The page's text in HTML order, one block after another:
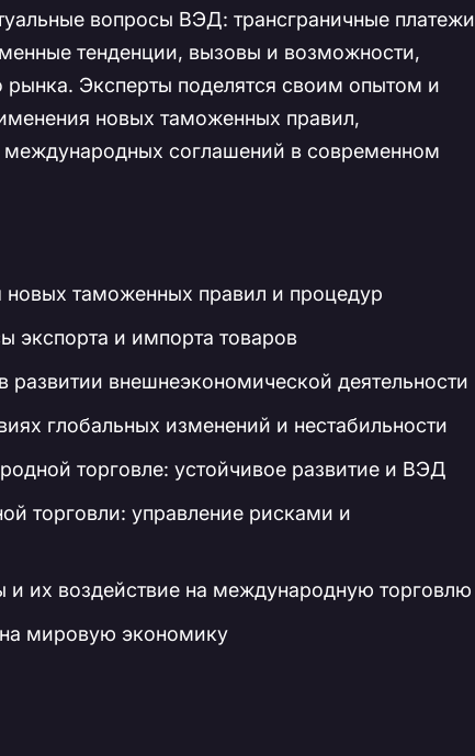
вопросы ВЭД: трансграничные платежи
тенденции, вызовы и возможности,
Эксперты поделятся своим опытом и
новых таможенных правил,
соглашений в современном
новых таможенных правил и процедур
экспорта и импорта товаров
внешнеэкономической деятельности
глобальных изменений и нестабильности
торговле: устойчивое развитие и ВЭД
торговли: управление рисками и
и их воздействие на международную торговлю
мировую экономику